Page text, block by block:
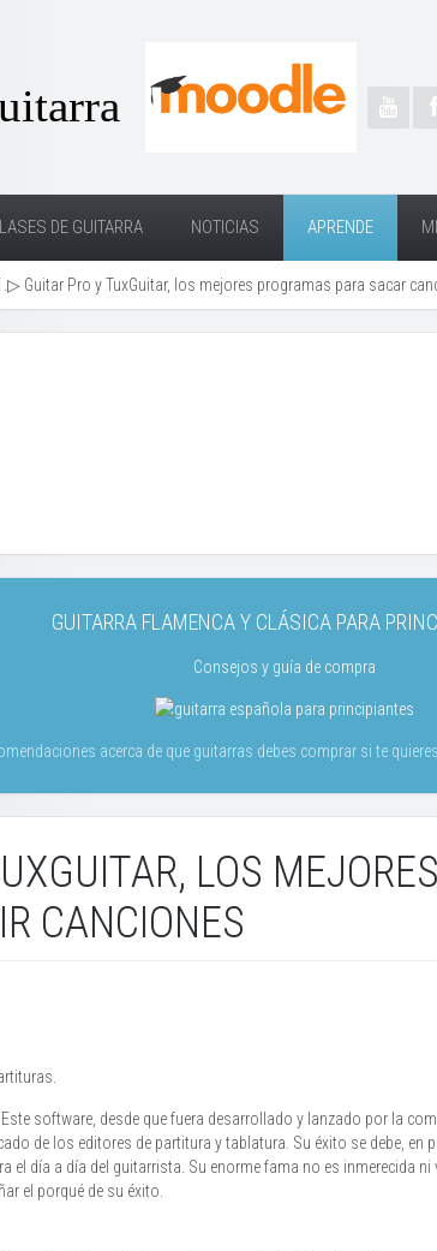
DE GUITARRA NOTICIAS APRENDE
Guitar Pro y TuxGuitar, los mejores programas para sacar
GUITARRA FLAMENCA Y CLÁSICA PARA
Consejos y guía de compra
acerca de que guitarras debes comprar si te
LOS
CANCIONES
software, desde que fuera desarrollado y lanzado por la
de los editores de partitura y tablatura. Su éxito se debe,
el día a día del guitarrista. Su enorme fama no es inmerecida
el porqué de su éxito.